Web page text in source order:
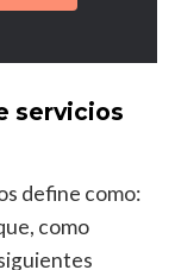
servicios
define como:
como